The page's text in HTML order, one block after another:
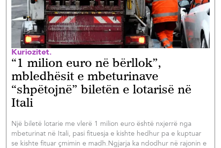
Kuriozitet.
“1 milion euro në bërllok”,
mbledhësit e mbeturinave
“shpëtojnë” biletën e lotarisë në
Itali
Një biletë lotarie me vlerë 1 milion euro është nxjerrë nga
mbeturinat në Itali, pasi fituesja e kishte hedhur pa e kuptuar
se kishte fituar çmimin e madh.Ngjarja ka ndodhur në rajonin e